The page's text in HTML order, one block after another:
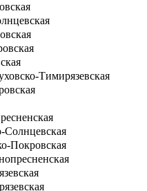
Тимирязевская
Солнцевская
Покровская